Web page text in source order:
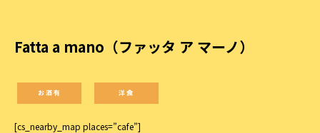
Fatta a mano（ファッタ ア マーノ）
お酒有 洋食
[cs_nearby_map places=”cafe”]